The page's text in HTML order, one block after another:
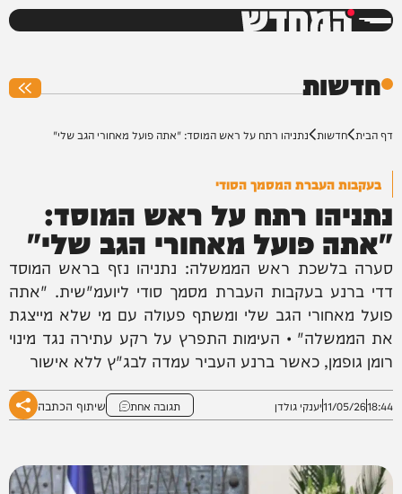
המחדש
חדשות
דף הבית חדשות נתניהו רתח על ראש המוסד: "אתה פועל מאחורי הגב שלי"
בעקבות העברת המסמך הסודי
נתניהו רתח על ראש המוסד:
"אתה פועל מאחורי הגב שלי"
סערה בלשכת ראש הממשלה: נתניהו נזף בראש המוסד
דדי ברנע בעקבות העברת מסמך סודי ליועמ"שית. "אתה
פועל מאחורי הגב שלי ומשתף פעולה עם מי שלא מייצגת
את הממשלה" • העימות התפרץ על רקע עתירה נגד מינוי
רומן גופמן, כאשר ברנע העביר עמדה לבג"ץ ללא אישור
18:44
11/05/26יענקי גולדן תגובה אחת שיתוף הכתבה